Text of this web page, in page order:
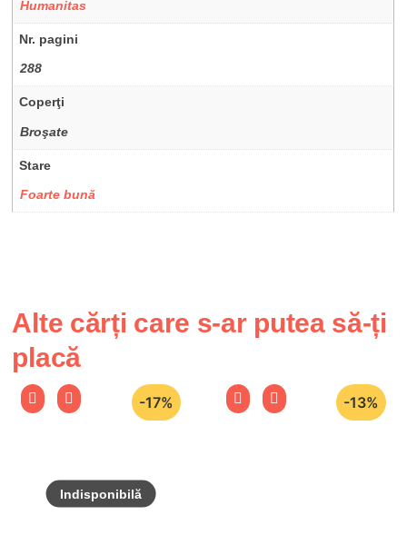
Humanitas
Nr. pagini
288
Coperţi
Broşate
Stare
Foarte bună
Alte cărți care s-ar putea să-ți
placă
-17% -13%